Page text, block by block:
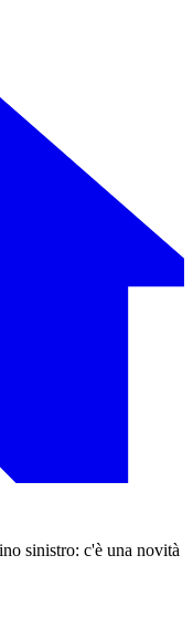
sinistro: c'è una novità